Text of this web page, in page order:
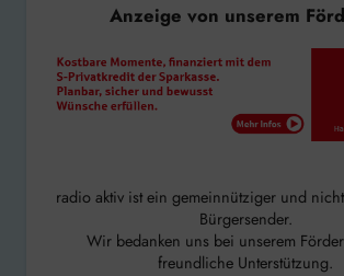
Anzeige von unserem
radio aktiv ist ein gemeinnütziger und
Bürgersender.
Wir bedanken uns bei unserem
freundliche Unterstützung.